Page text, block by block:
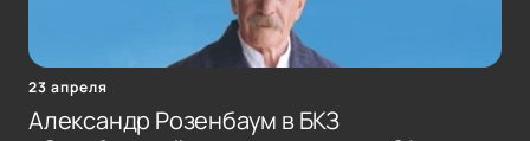
23 апреля
Александр Розенбаум в БКЗ